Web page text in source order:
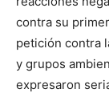
contra su
petición contra
y grupos
expresaron